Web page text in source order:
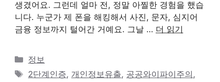
생겼어요. 그런데 얼마 전, 정말 아찔한 경험을 했습
니다. 누군가 제 폰을 해킹해서 사진, 문자, 심지어
금융 정보까지 털어간 거예요. 그날 … 더 읽기
카
테
정보
태
2단계인증, 개인정보유출, 공공와이파이주의 ,